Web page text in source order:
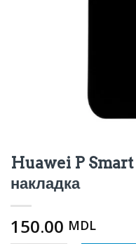
Huawei P
накладка
150.00 MDL